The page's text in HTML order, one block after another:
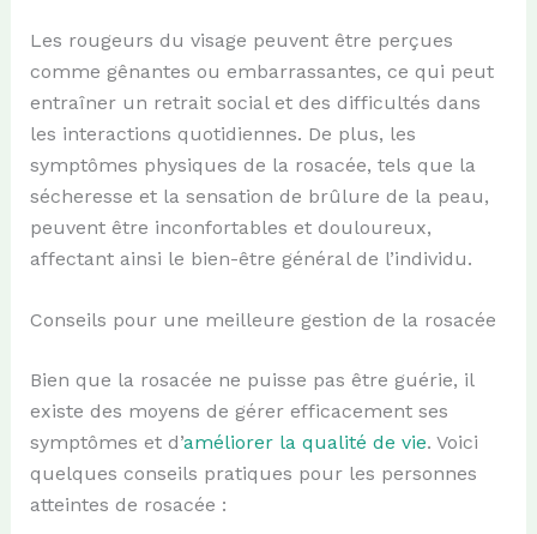
Les rougeurs du visage peuvent être perçues
comme gênantes ou embarrassantes, ce qui peut
entraîner un retrait social et des difficultés dans
les interactions quotidiennes. De plus, les
symptômes physiques de la rosacée, tels que la
sécheresse et la sensation de brûlure de la peau,
peuvent être inconfortables et douloureux,
affectant ainsi le bien-être général de l’individu.
Conseils pour une meilleure gestion de la rosacée
Bien que la rosacée ne puisse pas être guérie, il
existe des moyens de gérer efficacement ses
symptômes et d’améliorer la qualité de vie. Voici
quelques conseils pratiques pour les personnes
atteintes de rosacée :